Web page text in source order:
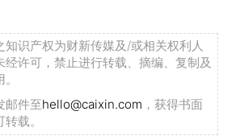
知识产权为财新传媒及/或相关权利人
经许可，禁止进行转载、摘编、复制及
邮件至hello@caixin.com ，获得书面
载。